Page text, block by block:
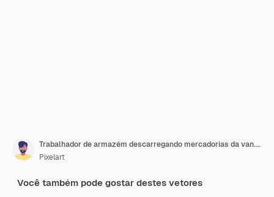
Trabalhador de armazém descarregando mercadorias da van. Serviço de entrega e logística de transporte.
Pixelart
Você também pode gostar destes vetores